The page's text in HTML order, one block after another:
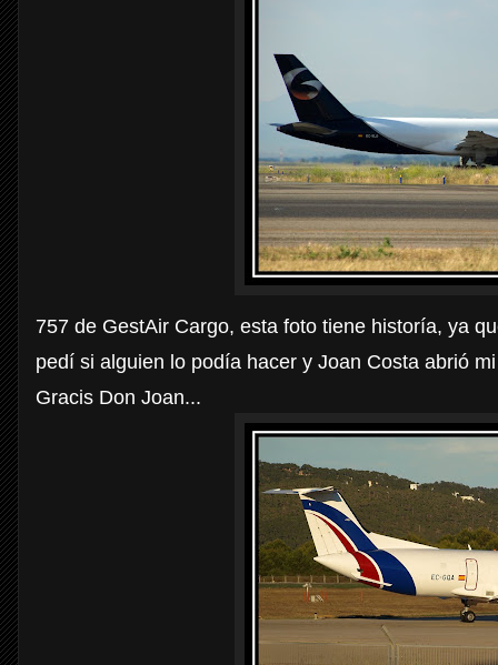
757 de GestAir Cargo, esta foto tiene historía, ya
pedí si alguien lo podía hacer y Joan Costa abrió
Gracis Don Joan...